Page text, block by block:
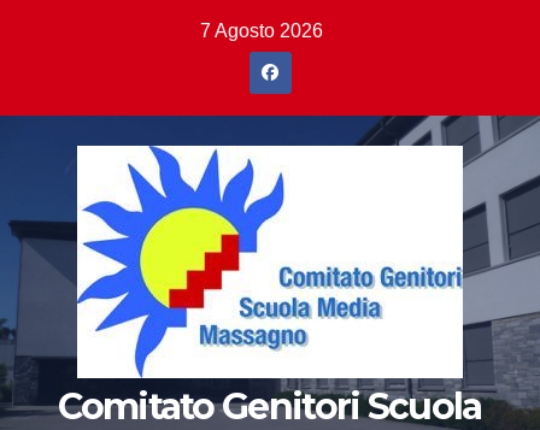
7 Agosto 2026
Comitato Genitori Scuola